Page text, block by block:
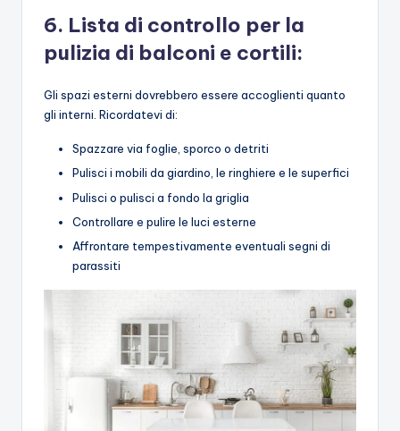
6. Lista di controllo per la
pulizia di balconi e cortili:
Gli spazi esterni dovrebbero essere accoglienti quanto
gli interni. Ricordatevi di:
Spazzare via foglie, sporco o detriti
Pulisci i mobili da giardino, le ringhiere e le superfici
Pulisci o pulisci a fondo la griglia
Controllare e pulire le luci esterne
Affrontare tempestivamente eventuali segni di
parassiti